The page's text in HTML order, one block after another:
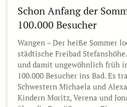
Schon Anfang der
100.000 Besucher
Wangen – Der heiße Sommer
städtische Freibad
und damit ungewöhnlich früh
100.000 Besucher ins Bad. Es
Schwestern Michaela und
Kindern Moritz, Verena und